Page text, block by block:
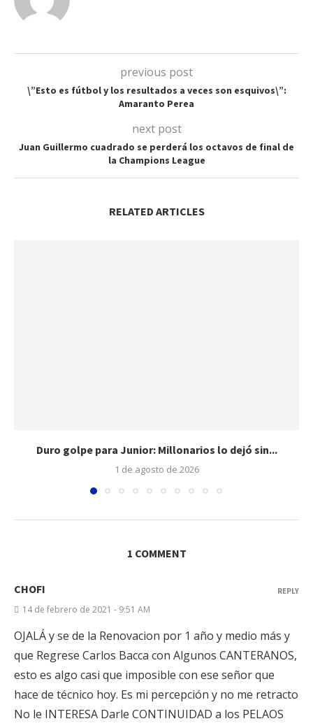
previous post
\”Esto es fútbol y los resultados a veces son esquivos\”:
Amaranto Perea
next post
Juan Guillermo cuadrado se perderá los octavos de final de
la Champions League
RELATED ARTICLES
Duro golpe para Junior: Millonarios lo dejó sin...
1 de agosto de 2026
1 COMMENT
CHOFI
14 de febrero de 2021 - 9:51 AM
OJALÁ y se de la Renovacion por 1 año y medio más y
que Regrese Carlos Bacca con Algunos CANTERANOS,
esto es algo casi que imposible con ese señor que
hace de técnico hoy. Es mi percepción y no me retracto
No le INTERESA Darle CONTINUIDAD a los PELAOS
REPLY